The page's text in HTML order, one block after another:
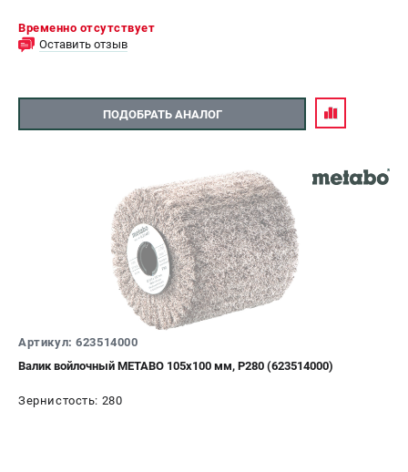
Временно отсутствует
Оставить отзыв
ПОДОБРАТЬ АНАЛОГ
Артикул: 623514000
Валик войлочный METABO 105х100 мм, Р280 (623514000)
Зернистость: 280